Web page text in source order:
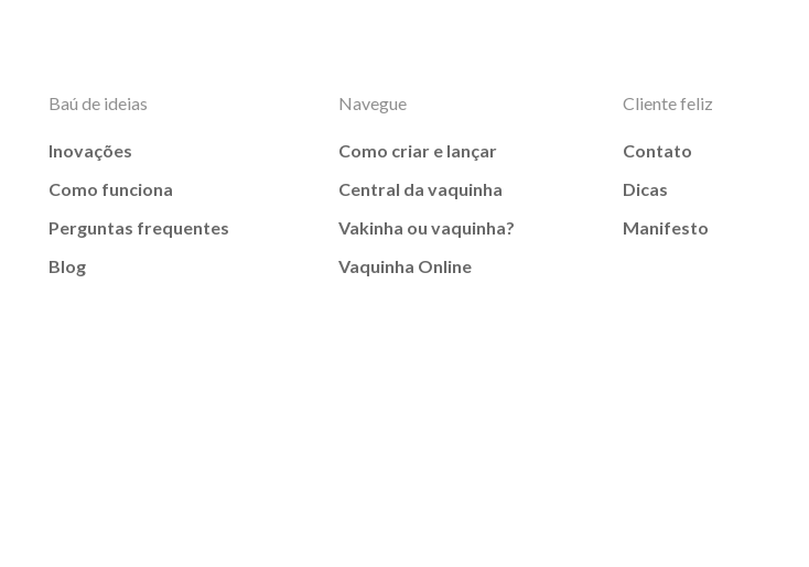
Baú de ideias
Inovações
Como funciona
Perguntas frequentes
Blog
Navegue
Como criar e lançar
Central da vaquinha
Vakinha ou vaquinha?
Vaquinha Online
Cliente feliz
Contato
Dicas
Manifesto